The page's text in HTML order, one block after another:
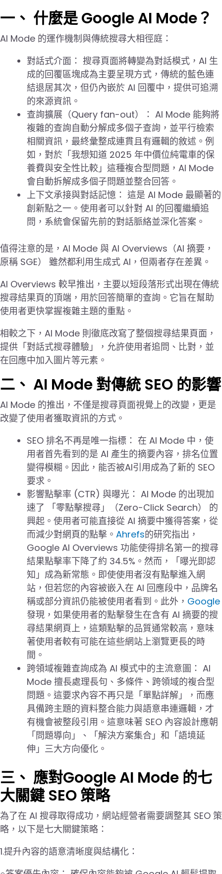
一、 什麼是 Google AI Mode？
AI Mode 的運作機制與傳統搜尋大相徑庭：
對話式介面： 搜尋頁面將轉變為對話模式，AI 生
成的回覆區塊成為主要呈現方式，傳統的藍色連
結退居其次，但仍內嵌於 AI 回覆中，提供可追溯
的來源資訊。
查詢擴展（Query fan-out）： AI Mode 能夠將
複雜的查詢自動分解成多個子查詢，並平行檢索
相關資訊，最終彙整成連貫且有邏輯的敘述。例
如，對於「我想知道 2025 年中價位純電車的保
養費與安全性比較」這種複合型問題，AI Mode
會自動拆解成多個子問題並整合回答。
上下文承接與對話記憶： 這是 AI Mode 最顯著的
創新點之一。使用者可以針對 AI 的回覆繼續追
問，系統會保留先前的對話脈絡並深化答案。
值得注意的是，AI Mode 與 AI Overviews（AI 摘要，
原稱 SGE） 雖然都利用生成式 AI，但兩者存在差異。
AI Overviews 較早推出，主要以短段落形式出現在傳統
搜尋結果頁的頂端，用於回答簡單的查詢。它旨在幫助
使用者更快掌握複雜主題的重點。
相較之下，AI Mode 則徹底改寫了整個搜尋結果頁面，
提供「對話式搜尋體驗」，允許使用者追問、比對，並
在回應中加入圖片等元素。
二、 AI Mode 對傳統 SEO 的影響
AI Mode 的推出，不僅是搜尋頁面視覺上的改變，更是
改變了使用者獲取資訊的方式。
SEO 排名不再是唯一指標： 在 AI Mode 中，使
用者首先看到的是 AI 產生的摘要內容，排名位置
變得模糊。因此，能否被AI引用成為了新的 SEO
要求。
影響點擊率 (CTR) 與曝光： AI Mode 的出現加
速了 「零點擊搜尋」（Zero-Click Search） 的
興起。使用者可能直接從 AI 摘要中獲得答案，從
而減少對網頁的點擊。 Ahrefs的研究指出，
Google AI Overviews 功能使得排名第一的搜尋
結果點擊率下降了約 34.5%。然而，「曝光即認
知」成為新常態。即使使用者沒有點擊進入網
站，但若您的內容被嵌入在 AI 回應段中，品牌名
稱或部分資訊仍能被使用者看到。此外， Google
發現，如果使用者的點擊發生在含有 AI 摘要的搜
尋結果網頁上，這類點擊的品質通常較高，意味
著使用者較有可能在這些網站上瀏覽更長的時
間。
跨領域複雜查詢成為 AI 模式中的主流意圖： AI
Mode 擅長處理長句、多條件、跨領域的複合型
問題。這要求內容不再只是「單點詳解」，而應
具備跨主題的資料整合能力與語意串連邏輯，才
有機會被整段引用。這意味著 SEO 內容設計應朝
「問題導向」、「解決方案集合」和「語境延
伸」三大方向優化。
三、 應對Google AI Mode 的七
大關鍵 SEO 策略
為了在 AI 搜尋取得成功，網站經營者需要調整其 SEO 策
略，以下是七大關鍵策略：
1.提升內容的語意清晰度與結構化：